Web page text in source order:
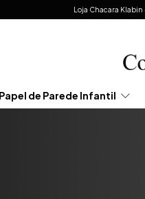
Loja Chacara Klabin
Papel de Parede Infantil